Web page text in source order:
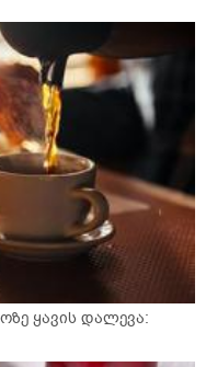
ყავის დალევა: